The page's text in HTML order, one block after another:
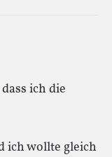
ich die
ich wollte gleich